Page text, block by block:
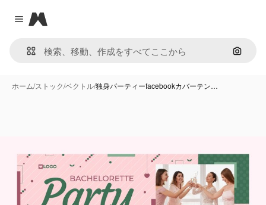
Close menu
Magnific
画像で
ホーム/ストック/ベクトル/独身パーティーfacebookカバーテン…